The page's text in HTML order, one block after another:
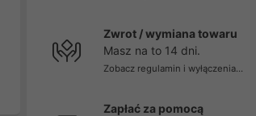
Zwrot / wymiana towaru
Masz na to 14 dni.
Zobacz regulamin i wyłączenia...
Zapłać za pomocą